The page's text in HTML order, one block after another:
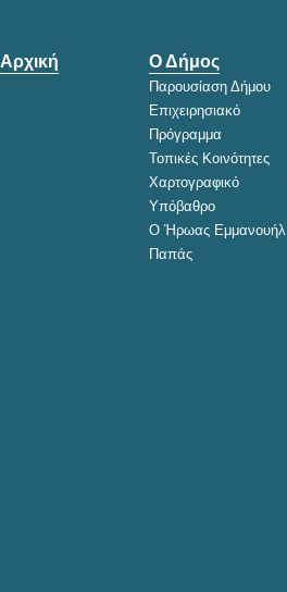
Αρχική Ο Δήμος
Παρουσίαση Δήμου
Επιχειρησιακό
Πρόγραμμα
Τοπικές Κοινότητες
Χαρτογραφικό
Υπόβαθρο
Ο Ήρωας Εμμανουήλ
Παπάς